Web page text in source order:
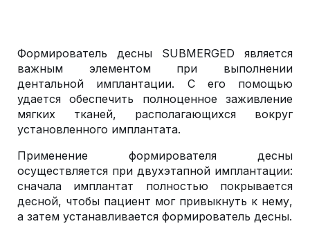
Формирователь десны SUBMERGED является
важным элементом при выполнении
дентальной имплантации. С его помощью
удается обеспечить полноценное заживление
мягких тканей, располагающихся вокруг
установленного имплантата.
Применение формирователя десны
осуществляется при двухэтапной имплантации:
сначала имплантат полностью покрывается
десной, чтобы пациент мог привыкнуть к нему,
а затем устанавливается формирователь десны.